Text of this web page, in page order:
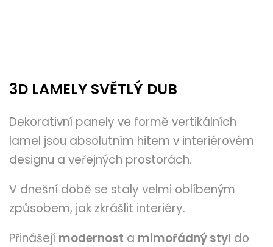
3D LAMELY SVĚTLÝ DUB
Dekorativní panely ve formě vertikálních
lamel jsou absolutním hitem v interiérovém
designu a veřejných prostorách.
V dnešní době se staly velmi oblíbeným
způsobem, jak zkrášlit interiéry.
Přinášejí modernost a mimořádný styl do